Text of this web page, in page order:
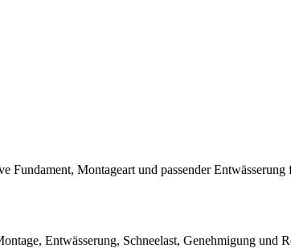
Montageart und passender Entwässerung
Entwässerung, Schneelast, Genehmigung und